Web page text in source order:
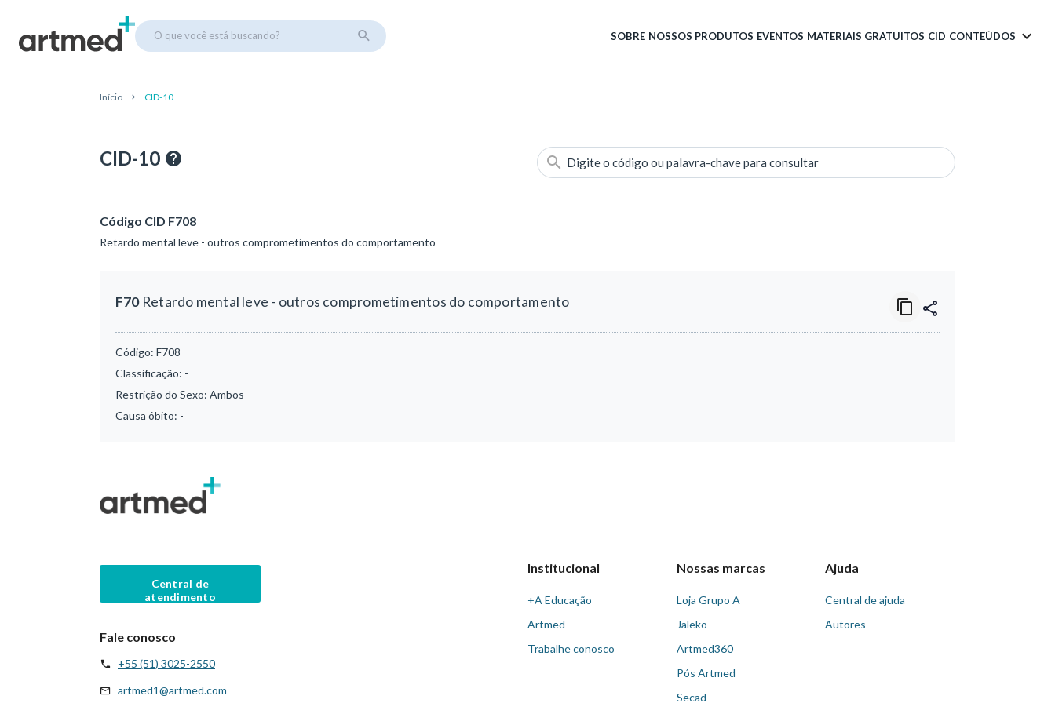
O que você está buscando? SOBRE NOSSOS PRODUTOS EVENTOS MATERIAIS GRATUITOS CID CONTEÚDOS
Início CID-10
CID-10 Digite o código ou palavra-chave para consultar
Código CID F708
Retardo mental leve - outros comprometimentos do comportamento
F70Retardo mental leve - outros comprometimentos do comportamento
Código: F708
Classificação: -
Restrição do Sexo: Ambos
Causa óbito: -
Central de
atendimento
Fale conosco
+55 (51) 3025-2550
artmed1@artmed.com
Institucional
+A Educação
Artmed
Trabalhe conosco
Nossas marcas
Loja Grupo A
Jaleko
Artmed360
Pós Artmed
Secad
Ajuda
Central de ajuda
Autores